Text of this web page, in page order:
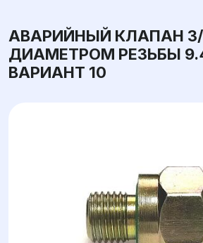
АВАРИЙНЫЙ КЛАПАН
ДИАМЕТРОМ РЕЗЬБЫ
ВАРИАНТ 10